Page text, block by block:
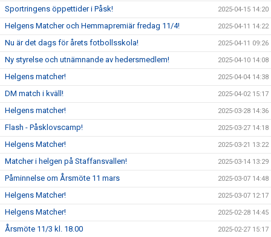
Sportringens öppettider i Påsk! 2025-04-15 14:20
Helgens Matcher och Hemmapremiär fredag 11/4! 2025-04-11 14:22
Nu är det dags för årets fotbollsskola! 2025-04-11 09:26
Ny styrelse och utnämnande av hedersmedlem! 2025-04-10 14:08
Helgens matcher! 2025-04-04 14:38
DM match i kväll! 2025-04-02 15:17
Helgens matcher! 2025-03-28 14:36
Flash - Påsklovscamp! 2025-03-27 14:18
Helgens Matcher! 2025-03-21 13:22
Matcher i helgen på Staffansvallen! 2025-03-14 13:29
Påminnelse om Årsmöte 11 mars 2025-03-07 14:48
Helgens Matcher! 2025-03-07 12:17
Helgens Matcher! 2025-02-28 14:45
Årsmöte 11/3 kl. 18.00 2025-02-27 15:17